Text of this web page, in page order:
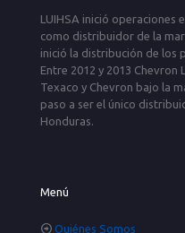
LUIHSA inició operaciones
como distribuidor de la
inició la distribución de los
Entre 2012 y 2013 Chevron
Texaco y Chevron bajo la
paso a ser el único
Honduras.
Menú
Quiénes Somos